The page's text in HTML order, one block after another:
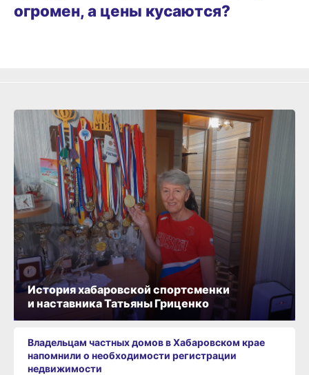
огромен, а цены кусаются?
История хабаровской спортсменки
и наставника Татьяны Гриценко
Владельцам частных домов в Хабаровском крае
напомнили о необходимости регистрации
недвижимости